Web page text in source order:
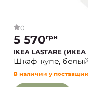
0
5 570грн
IKEA LASTARE
Шкаф-купе,
В наличии у